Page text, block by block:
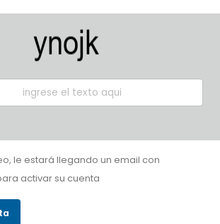
le estará llegando un email con
activar su cuenta